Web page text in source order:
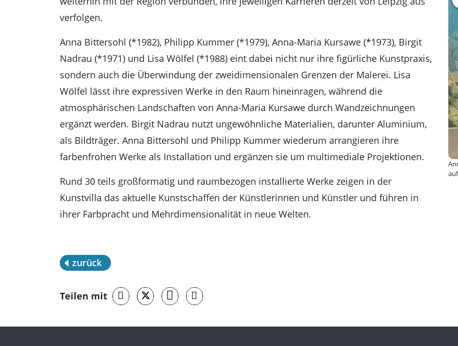
verfolgen.
Anna Bittersohl (*1982), Philipp Kummer (*1979), Anna-Maria Kursawe (*1973), Birgit
Nadrau (*1971) und Lisa Wölfel (*1988) eint dabei nicht nur ihre figürliche Kunstpraxis,
sondern auch die Überwindung der zweidimensionalen Grenzen der Malerei. Lisa
Wölfel lässt ihre expressiven Werke in den Raum hineinragen, während die
atmosphärischen Landschaften von Anna-Maria Kursawe durch Wandzeichnungen
ergänzt werden. Birgit Nadrau nutzt ungewöhnliche Materialien, darunter Aluminium,
als Bildträger. Anna Bittersohl und Philipp Kummer wiederum arrangieren ihre
farbenfrohen Werke als Installation und ergänzen sie um multimediale Projektionen.
Rund 30 teils großformatig und raumbezogen installierte Werke zeigen in der
Kunstvilla das aktuelle Kunstschaffen der Künstlerinnen und Künstler und führen in
ihrer Farbpracht und Mehrdimensionalität in neue Welten.
zurück
Teilen mit